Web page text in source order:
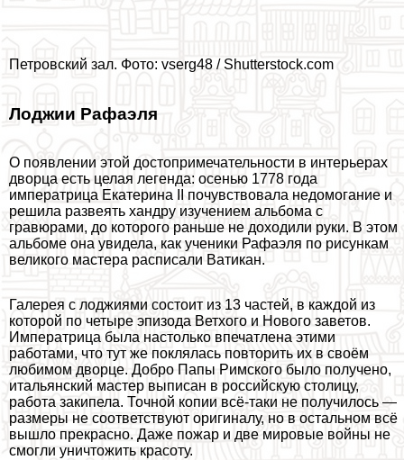
Петровский зал. Фото: vserg48 / Shutterstock.com
Лоджии Рафаэля
О появлении этой достопримечательности в интерьерах
дворца есть целая легенда: осенью 1778 года
императрица Екатерина II почувствовала недомогание и
решила развеять хандру изучением альбома с
гравюрами, до которого раньше не доходили руки. В этом
альбоме она увидела, как ученики Рафаэля по рисункам
великого мастера расписали Ватикан.
Галерея с лоджиями состоит из 13 частей, в каждой из
которой по четыре эпизода Ветхого и Нового заветов.
Императрица была настолько впечатлена этими
работами, что тут же поклялась повторить их в своём
любимом дворце. Добро Папы Римского было получено,
итальянский мастер выписан в российскую столицу,
работа закипела. Точной копии всё-таки не получилось —
размеры не соответствуют оригиналу, но в остальном всё
вышло прекрасно. Даже пожар и две мировые войны не
смогли уничтожить красоту.